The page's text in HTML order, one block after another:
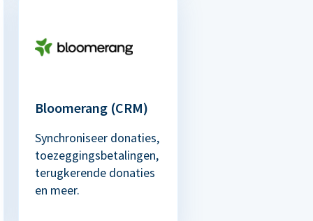
Bloomerang (CRM)
Synchroniseer donaties,
toezeggingsbetalingen,
terugkerende donaties
en meer.